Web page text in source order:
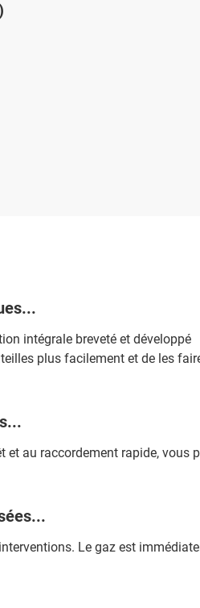
intégrale breveté et développé
plus facilement et de les
et au raccordement rapide, vous
Le gaz est